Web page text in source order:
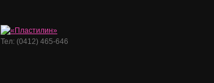
Тел: (0412) 465-646